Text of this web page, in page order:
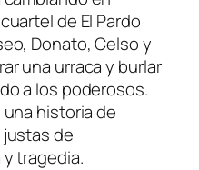
de El Pardo
Donato, Celso y
una urraca y burlar
a los poderosos.
historia de
de
tragedia.